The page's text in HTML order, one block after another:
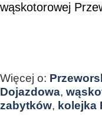
wąskotorowej
Więcej o:
Dojazdowa,
zabytków, kolejka